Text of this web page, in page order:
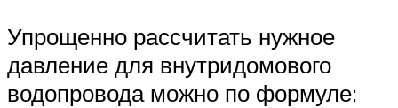
Упрощенно рассчитать нужное
давление для внутридомового
водопровода можно по формуле: